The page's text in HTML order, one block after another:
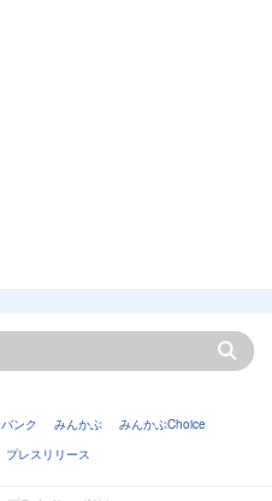
バンク みんかぶ
みんかぶChoice
プレスリリース